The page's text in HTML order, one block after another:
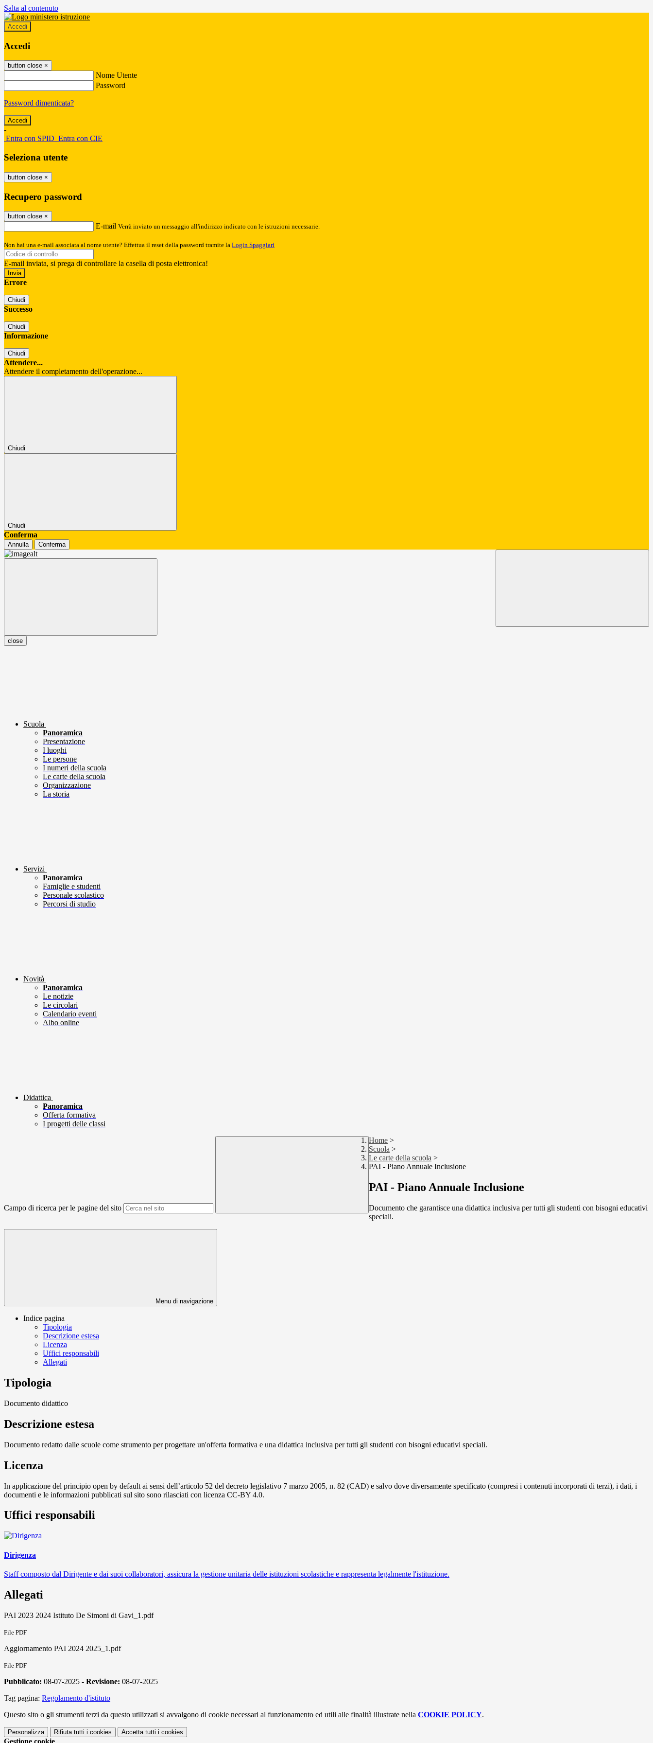
Salta al contenuto
Accedi
Accedi
button close ×
Nome Utente
Password
Password dimenticata?
-
Entra con SPID Entra con CIE
Seleziona utente
button close ×
Recupero password
button close ×
E-mail Verrà inviato un messaggio all'indirizzo indicato con le istruzioni necessarie.
Non hai una e-mail associata al nome utente? Effettua il reset della password tramite la Login Spaggiari
E-mail inviata, si prega di controllare la casella di posta elettronica!
Errore
Chiudi
Successo
Chiudi
Informazione
Chiudi
Attendere...
Attendere il completamento dell'operazione...
Chiudi
Chiudi
Conferma
Annulla Conferma
close
Scuola
Panoramica
Presentazione
I luoghi
Le persone
I numeri della scuola
Le carte della scuola
Organizzazione
La storia
Servizi
Panoramica
Famiglie e studenti
Personale scolastico
Percorsi di studio
Novità
Panoramica
Le notizie
Le circolari
Calendario eventi
Albo online
Didattica
Panoramica
Offerta formativa
I progetti delle classi
Campo di ricerca per le pagine del sito
Home >
Scuola >
Le carte della scuola >
PAI - Piano Annuale Inclusione
PAI - Piano Annuale Inclusione
Documento che garantisce una didattica inclusiva per tutti gli studenti con bisogni educativi
speciali.
Menu di navigazione
Indice pagina
Tipologia
Descrizione estesa
Licenza
Uffici responsabili
Allegati
Tipologia
Documento didattico
Descrizione estesa
Documento redatto dalle scuole come strumento per progettare un'offerta formativa e una didattica inclusiva per tutti gli studenti con bisogni educativi speciali.
Licenza
In applicazione del principio open by default ai sensi dell’articolo 52 del decreto legislativo 7 marzo 2005, n. 82 (CAD) e salvo dove diversamente specificato (compresi i contenuti incorporati di terzi), i dati, i
documenti e le informazioni pubblicati sul sito sono rilasciati con licenza CC-BY 4.0.
Uffici responsabili
Dirigenza
Staff composto dal Dirigente e dai suoi collaboratori, assicura la gestione unitaria delle istituzioni scolastiche e rappresenta legalmente l'istituzione.
Allegati
PAI 2023 2024 Istituto De Simoni di Gavi_1.pdf
File PDF
Aggiornamento PAI 2024 2025_1.pdf
File PDF
Pubblicato: 08-07-2025 - Revisione: 08-07-2025
Tag pagina: Regolamento d'istituto
Questo sito o gli strumenti terzi da questo utilizzati si avvalgono di cookie necessari al funzionamento ed utili alle finalità illustrate nella COOKIE POLICY.
Personalizza Rifiuta tutti i cookies Accetta tutti i cookies
Gestione cookie